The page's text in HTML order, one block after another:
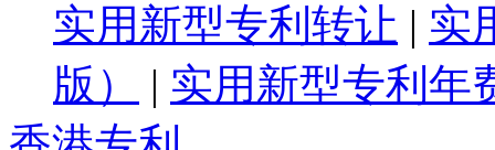
实用新型专利转让 | 实
版）
| 实用新型专利年